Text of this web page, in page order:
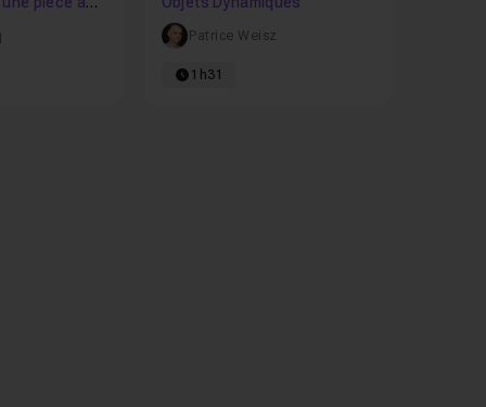
Patrice Weisz
1h31